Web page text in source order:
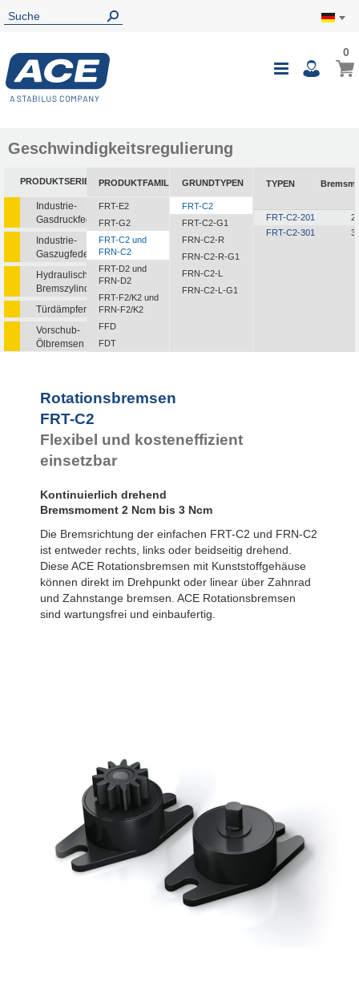
00
Geschwindigkeitsregulierung
PRODUKTSERIEN
Industrie-
Gasdruckfedern
Industrie-
Gaszugfedern
Hydraulische
Bremszylinder
Türdämpfer
Vorschub-
Ölbremsen
PRODUKTFAMILIEN
FRT-E2
FRT-G2
FRT-C2 und
FRN-C2
FRT-D2 und
FRN-D2
FRT-F2/K2 und
FRN-F2/K2
FFD
FDT
FYN-N1
FYT-H1 und
FYN-H1
GRUNDTYPEN
FRT-C2
FRT-C2-G1
FRN-C2-R
FRN-C2-R-G1
FRN-C2-L
FRN-C2-L-G1
TYPEN
FRT-C2-201
2
FRT-C2-301
3
Rotationsbremsen
FRT-C2
Flexibel und kosteneffizient
einsetzbar
Kontinuierlich drehend
Bremsmoment 2 Ncm bis 3 Ncm
Die Bremsrichtung der einfachen FRT-C2 und FRN-C2
ist entweder rechts, links oder beidseitig drehend.
Diese ACE Rotationsbremsen mit Kunststoffgehäuse
können direkt im Drehpunkt oder linear über Zahnrad
und Zahnstange bremsen. ACE Rotationsbremsen
sind wartungsfrei und einbaufertig.